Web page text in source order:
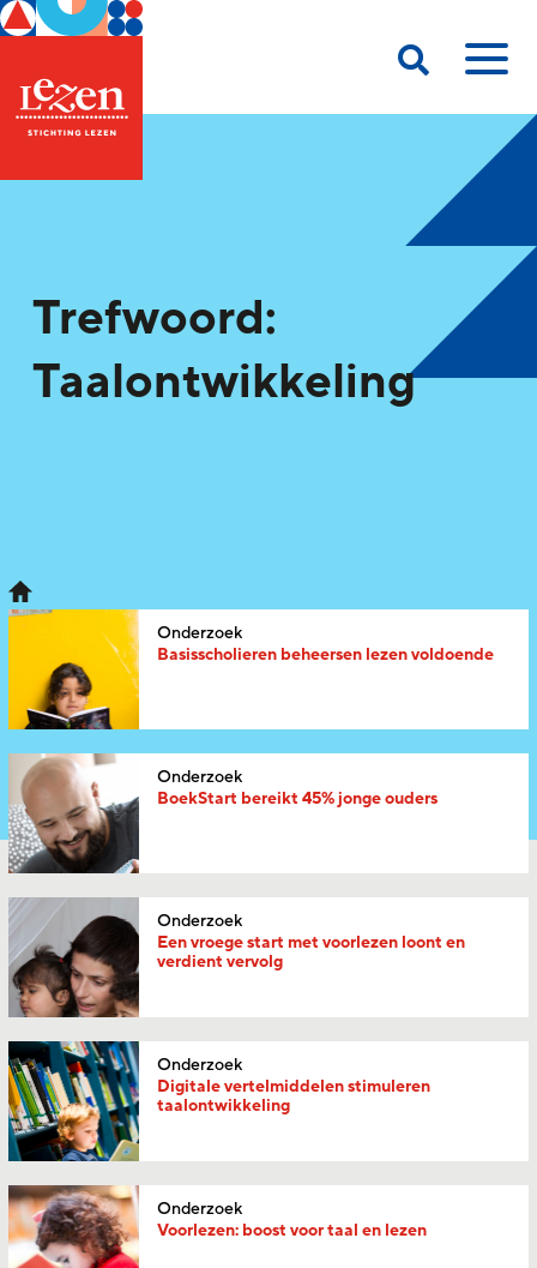
Trefwoord:
Taalontwikkeling
Onderzoek
Basisscholieren beheersen lezen voldoende
Onderzoek
BoekStart bereikt 45% jonge ouders
Onderzoek
Een vroege start met voorlezen loont en
verdient vervolg
Onderzoek
Digitale vertelmiddelen stimuleren
taalontwikkeling
Onderzoek
Voorlezen: boost voor taal en lezen